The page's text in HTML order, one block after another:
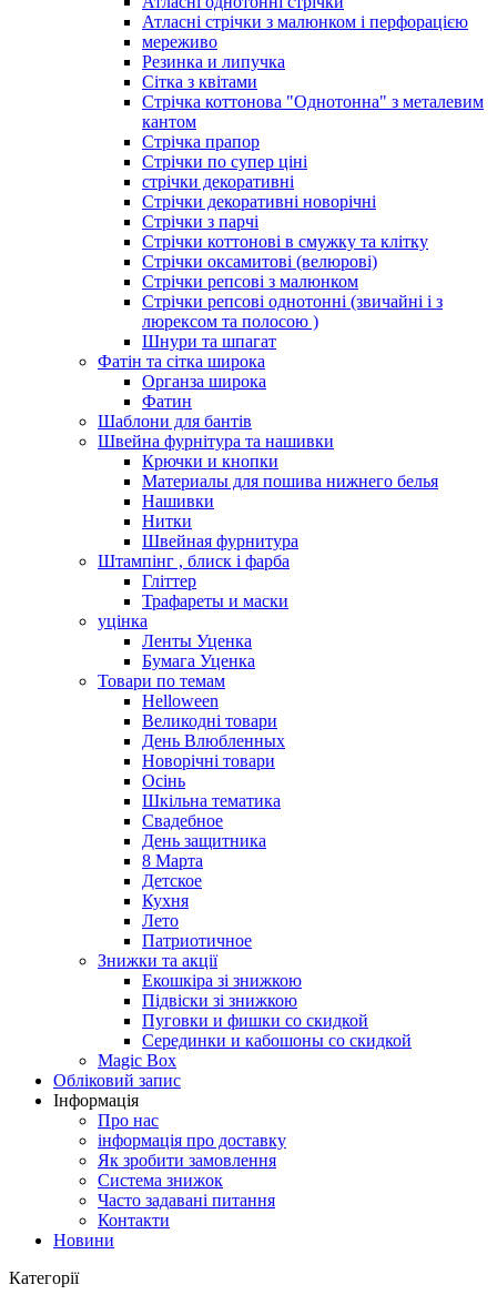
Атласні стрічки з малюнком і перфорацією
мереживо
Резинка и липучка
Сітка з квітами
Стрічка коттонова "Однотонна" з металевим
кантом
Стрічка прапор
Стрічки по супер ціні
стрічки декоративні
Стрічки декоративні новорічні
Стрічки з парчі
Стрічки коттонові в смужку та клітку
Стрічки оксамитові (велюрові)
Стрічки репсові з малюнком
Стрічки репсові однотонні (звичайні і з
люрексом та полосою )
Шнури та шпагат
Фатін та сітка широка
Органза широка
Фатин
Шаблони для бантів
Швейна фурнітура та нашивки
Крючки и кнопки
Материалы для пошива нижнего белья
Нашивки
Нитки
Швейная фурнитура
Штампінг , блиск і фарба
Гліттер
Трафареты и маски
уцінка
Ленты Уценка
Бумага Уценка
Товари по темам
Helloween
Великодні товари
День Влюбленных
Новорічні товари
Осінь
Шкільна тематика
Свадебное
День защитника
8 Марта
Детское
Кухня
Лето
Патриотичное
Знижки та акції
Екошкіра зі знижкою
Підвіски зі знижкою
Пуговки и фишки со скидкой
Серединки и кабошоны со скидкой
Magic Box
Обліковий запис
Інформація
Про нас
інформація про доставку
Як зробити замовлення
Система знижок
Часто задавані питання
Контакти
Новини
Категорії